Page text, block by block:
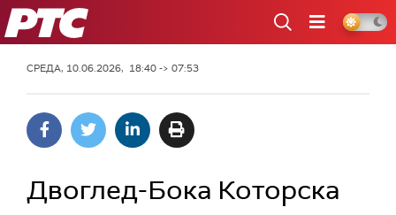
РТС
СРЕДА, 10.06.2026, 18:40 -> 07:53
Двоглед-Бока Которска